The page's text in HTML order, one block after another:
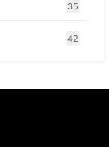
35
42